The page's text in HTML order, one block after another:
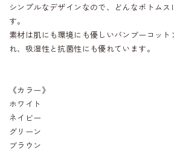
シンプルなデザインなので、どんなボトム
す。
素材は肌にも環境にも優しいバンブーコット
れ、吸湿性と抗菌性にも優れています。
《カラー》
ホワイト
ネイビー
グリーン
ブラウン